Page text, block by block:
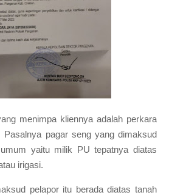
menimpa kliennya adalah perkara
Pasalnya pagar seng yang dimaksud
yaitu milik PU tepatnya diatas
irigasi.
pelapor itu berada diatas tanah